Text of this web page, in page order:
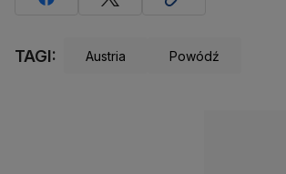
TAGI: Austria Powódź